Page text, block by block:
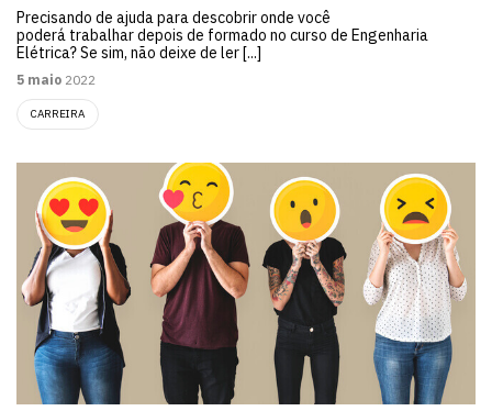
Precisando de ajuda para descobrir onde você
poderá trabalhar depois de formado no curso de Engenharia
Elétrica? Se sim, não deixe de ler [...]
5 maio 2022
CARREIRA